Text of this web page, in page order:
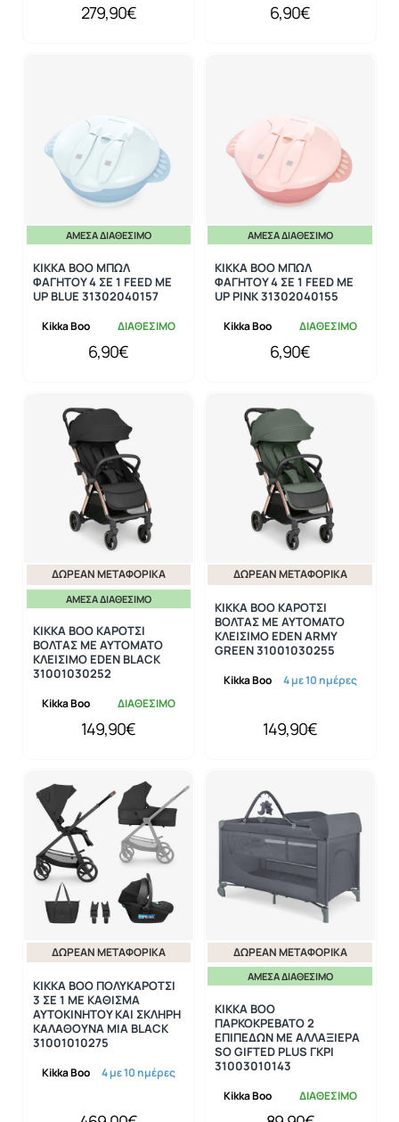
279,90€ 6,90€
ΆΜΕΣΑ ΔΙΑΘΈΣΙΜΟ
Kikka Boo ΔΙΑΘΕΣΙΜΟ
KIKKA BOO ΜΠΩΛ
ΦΑΓΗΤΟΥ 4 ΣΕ 1 FEED ME
UP BLUE 31302040157
6,90€
ΆΜΕΣΑ ΔΙΑΘΈΣΙΜΟ
Kikka Boo ΔΙΑΘΕΣΙΜΟ
KIKKA BOO ΜΠΩΛ
ΦΑΓΗΤΟΥ 4 ΣΕ 1 FEED ME
UP PINK 31302040155
6,90€
ΆΜΕΣΑ ΔΙΑΘΈΣΙΜΟ
ΔΩΡΕΆΝ ΜΕΤΑΦΟΡΙΚΆ
Kikka Boo ΔΙΑΘΕΣΙΜΟ
KIKKA BOO ΚΑΡΟΤΣΙ
ΒΟΛΤΑΣ ΜΕ ΑΥΤΟΜΑΤΟ
ΚΛΕΙΣΙΜΟ EDEN BLACK
31001030252
149,90€
ΔΩΡΕΆΝ ΜΕΤΑΦΟΡΙΚΆ
Kikka Boo 4 με 10 ημέρες
KIKKA BOO ΚΑΡΟΤΣΙ
ΒΟΛΤΑΣ ΜΕ ΑΥΤΟΜΑΤΟ
ΚΛΕΙΣΙΜΟ EDEN ARMY
GREEN 31001030255
149,90€
ΔΩΡΕΆΝ ΜΕΤΑΦΟΡΙΚΆ
Kikka Boo 4 με 10 ημέρες
KIKKA BOO ΠΟΛΥΚΑΡΟΤΣΙ
3 ΣΕ 1 ΜΕ ΚΑΘΙΣΜΑ
ΑΥΤΟΚΙΝΗΤΟΥ ΚΑΙ ΣΚΛΗΡΗ
ΚΑΛΑΘΟΥΝΑ MIA BLACK
31001010275
ΆΜΕΣΑ ΔΙΑΘΈΣΙΜΟ
ΔΩΡΕΆΝ ΜΕΤΑΦΟΡΙΚΆ
Kikka Boo ΔΙΑΘΕΣΙΜΟ
KIKKA BOO
ΠΑΡΚΟΚΡΕΒΑΤΟ 2
ΕΠΙΠΕΔΩΝ ΜΕ ΑΛΛΑΞΙΕΡΑ
SO GIFTED PLUS ΓΚΡΙ
31003010143